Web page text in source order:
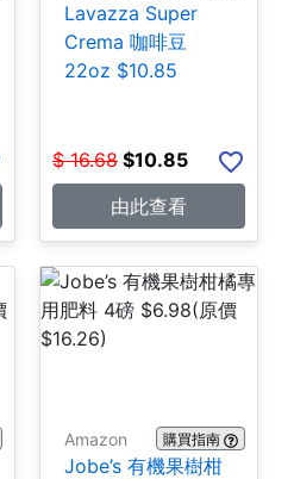
Lavazza Super
Crema 咖啡豆
22oz $10.85
$ 16.68 $10.85
由此查看
Amazon 購買指南
Jobe’s 有機果樹柑